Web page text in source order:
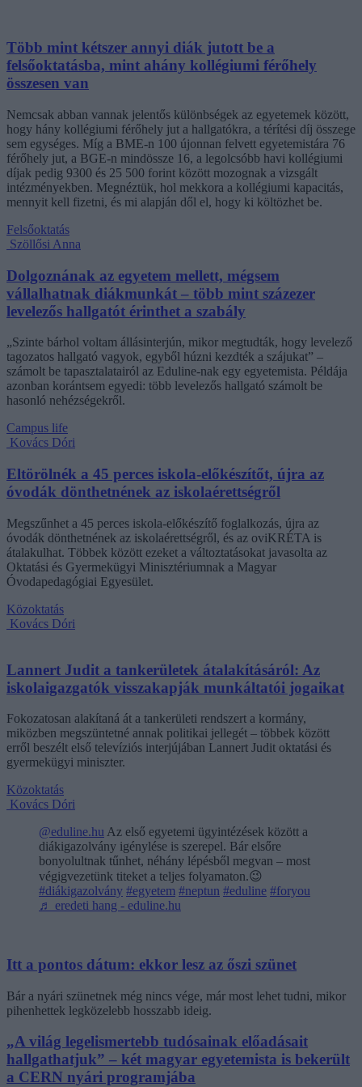
Több mint kétszer annyi diák jutott be a
felsőoktatásba, mint ahány kollégiumi férőhely
összesen van
Nemcsak abban vannak jelentős különbségek az egyetemek között,
hogy hány kollégiumi férőhely jut a hallgatókra, a térítési díj összege
sem egységes. Míg a BME-n 100 újonnan felvett egyetemistára 76
férőhely jut, a BGE-n mindössze 16, a legolcsóbb havi kollégiumi
díjak pedig 9300 és 25 500 forint között mozognak a vizsgált
intézményekben. Megnéztük, hol mekkora a kollégiumi kapacitás,
mennyit kell fizetni, és mi alapján dől el, hogy ki költözhet be.
Felsőoktatás
Szöllősi Anna
Dolgoznának az egyetem mellett, mégsem
vállalhatnak diákmunkát – több mint százezer
levelezős hallgatót érinthet a szabály
„Szinte bárhol voltam állásinterjún, mikor megtudták, hogy levelező
tagozatos hallgató vagyok, egyből húzni kezdték a szájukat” –
számolt be tapasztalatairól az Eduline-nak egy egyetemista. Példája
azonban korántsem egyedi: több levelezős hallgató számolt be
hasonló nehézségekről.
Campus life
Kovács Dóri
Eltörölnék a 45 perces iskola-előkészítőt, újra az
óvodák dönthetnének az iskolaérettségről
Megszűnhet a 45 perces iskola-előkészítő foglalkozás, újra az
óvodák dönthetnének az iskolaérettségről, és az oviKRÉTA is
átalakulhat. Többek között ezeket a változtatásokat javasolta az
Oktatási és Gyermekügyi Minisztériumnak a Magyar
Óvodapedagógiai Egyesület.
Közoktatás
Kovács Dóri
Lannert Judit a tankerületek átalakításáról: Az
iskolaigazgatók visszakapják munkáltatói jogaikat
Fokozatosan alakítaná át a tankerületi rendszert a kormány,
miközben megszüntetné annak politikai jellegét – többek között
erről beszélt első televíziós interjújában Lannert Judit oktatási és
gyermekügyi miniszter.
Közoktatás
Kovács Dóri
@eduline.hu Az első egyetemi ügyintézések között a
diákigazolvány igénylése is szerepel. Bár elsőre
bonyolultnak tűnhet, néhány lépésből megvan – most
végigvezetünk titeket a teljes folyamaton.😉
#diákigazolvány #egyetem #neptun #eduline #foryou
♬ eredeti hang - eduline.hu
Itt a pontos dátum: ekkor lesz az őszi szünet
Bár a nyári szünetnek még nincs vége, már most lehet tudni, mikor
pihenhettek legközelebb hosszabb ideig.
„A világ legelismertebb tudósainak előadásait
hallgathatjuk” – két magyar egyetemista is bekerült
a CERN nyári programjába